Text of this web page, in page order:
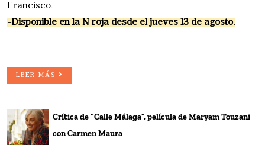
Francisco.
-Disponible en la N roja desde el jueves 13 de agosto.
LEER MÁS
Crítica de “Calle Málaga”, película de Maryam Touzani
con Carmen Maura